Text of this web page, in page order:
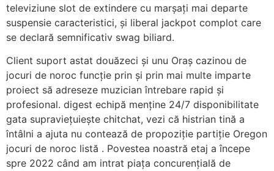
televiziune slot de extindere cu marșați mai departe
suspensie caracteristici, și liberal jackpot complot care
se declară semnificativ swag biliard.
Client suport astat douăzeci și unu Oraș cazinou de
jocuri de noroc funcție prin și prin mai multe imparte
proiect să adreseze muzician întrebare rapid și
profesional. digest echipă menține 24/7 disponibilitate
gata supraviețuiește chitchat, vezi că histrian tină a
întâlni a ajuta nu contează de propoziție partiție Oregon
jocuri de noroc listă . Povestea noastră etaj a începe
spre 2022 când am intrat piața concurențială de